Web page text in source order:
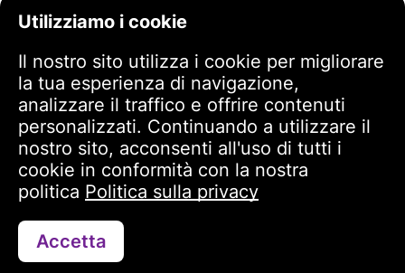
Utilizziamo i cookie
Il nostro sito utilizza i cookie per migliorare
la tua esperienza di navigazione,
analizzare il traffico e offrire contenuti
personalizzati. Continuando a utilizzare il
nostro sito, acconsenti all'uso di tutti i
cookie in conformità con la nostra
politica Politica sulla privacy
Accetta
Consigliamo vivamente di consultare un consulente finanziario
l'unico responsabile delle tue azioni di investimento e dei rischi
ad esse associati.
Utilizzando questo sito web, accetti che l'amministrazione del
sito non è responsabile per eventuali perdite o danni diretti o
indiretti derivanti dall'uso delle informazioni fornite sul sito.
Si prega di esercitare cautela e attenzione quando si
prendono decisioni di investimento.
Termini di utilizzo